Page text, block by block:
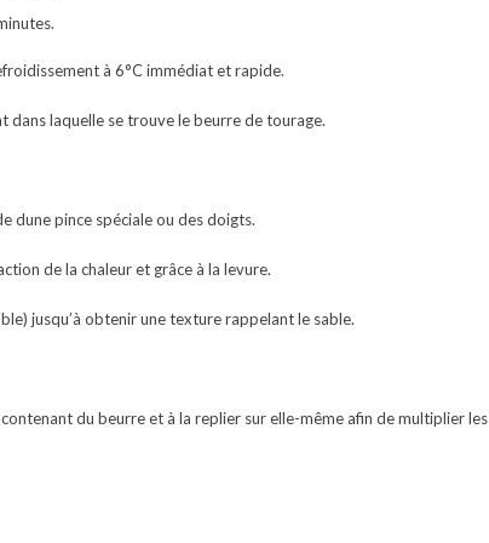
à 6°C immédiat et rapide.
laquelle se trouve le beurre de tourage.
dune pince spéciale ou des doigts.
de la chaleur et grâce à la levure.
jusqu’à obtenir une texture rappelant le sable.
du beurre et à la replier sur elle-même afin de multiplier les